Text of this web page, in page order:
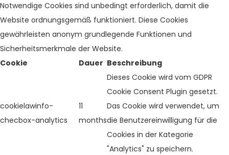
Notwendige Cookies sind unbedingt erforderlich, damit die
Website ordnungsgemäß funktioniert. Diese Cookies
gewährleisten anonym grundlegende Funktionen und
Sicherheitsmerkmale der Website.
Cookie
Dauer Beschreibung
cookielawinfo-
checbox-analytics
11
months
Dieses Cookie wird vom GDPR
Cookie Consent Plugin gesetzt.
Das Cookie wird verwendet, um
die Benutzereinwilligung für die
Cookies in der Kategorie
"Analytics" zu speichern.